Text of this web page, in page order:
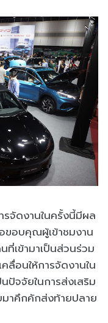
รจัดงานในครั้งนี้มีผล
อบคุณผู้เข้าชมงาน
เข้ามาเป็นส่วนร่วม
ลื่อนให้การจัดงานใน
ปัจจัยในการส่งเสริม
มาคึกคักส่งท้ายปลาย